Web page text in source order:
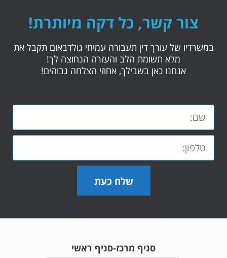
צור קשר, כל דקה מיותרת!
במשרדיו של עורך דין תעבורה עמיחי גולדבאום תקבל את
מלא תשומת הלב והעזרה הנחוצה לך!
אנחנו כאן בשבילך, אחוזי הצלחה גבוהים!
שלח כעת
סניף מרכז-סניף ראשי